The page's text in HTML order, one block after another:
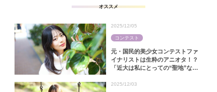
オススメ
元・国民的美少女コンテストファ
イナリストは生粋のアニオタ！？
「近大は私にとっての“聖地”なん
2025】
2025/12/05
コンテスト
2025/12/03